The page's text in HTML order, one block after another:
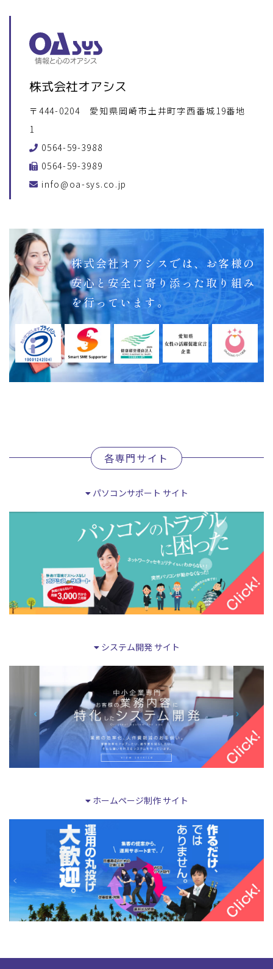
株式会社オアシス
〒444-0204 愛知県岡崎市土井町字西番城19番地
1
0564-59-3988
0564-59-3989
info@oa-sys.co.jp
株式会社オアシスでは、 お客様の
安心と安全に 寄り添った取り組み
を行っています。
各専門サイト
パソコンサポート サイト
システム開発 サイト
ホームページ制作 サイト